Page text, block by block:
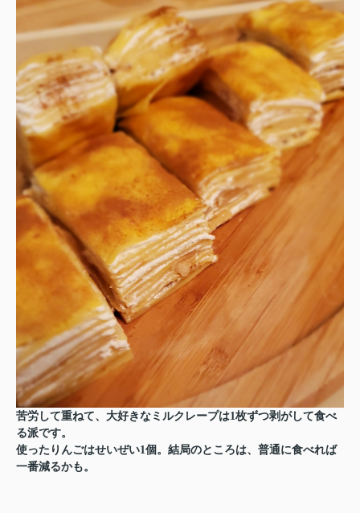
苦労して重ねて、大好きなミルクレープは1枚ずつ剥がして食べ
る派です。
使ったりんごはせいぜい1個。結局のところは、普通に食べれば
一番減るかも。